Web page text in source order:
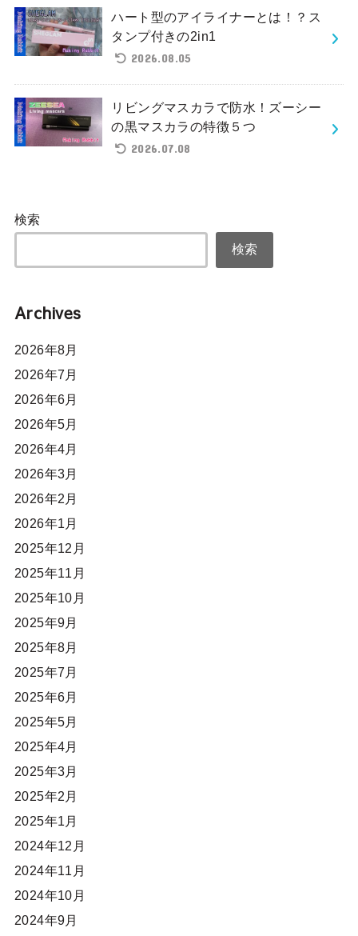
ハート型のアイライナーとは！？ス
タンプ付きの2in1
2026.08.05
リビングマスカラで防水！ズーシー
の黒マスカラの特徴５つ
2026.07.08
検索
検索
Archives
2026年8月
2026年7月
2026年6月
2026年5月
2026年4月
2026年3月
2026年2月
2026年1月
2025年12月
2025年11月
2025年10月
2025年9月
2025年8月
2025年7月
2025年6月
2025年5月
2025年4月
2025年3月
2025年2月
2025年1月
2024年12月
2024年11月
2024年10月
2024年9月